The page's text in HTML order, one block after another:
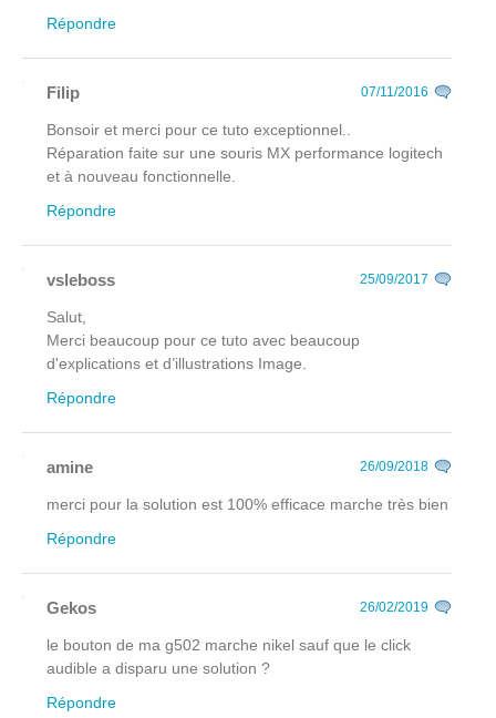
Répondre
Filip 07/11/2016
Bonsoir et merci pour ce tuto exceptionnel..
Réparation faite sur une souris MX performance logitech
et à nouveau fonctionnelle.
Répondre
vsleboss 25/09/2017
Salut,
Merci beaucoup pour ce tuto avec beaucoup
d'explications et d’illustrations Image.
Répondre
amine 26/09/2018
merci pour la solution est 100% efficace marche très bien
Répondre
Gekos 26/02/2019
le bouton de ma g502 marche nikel sauf que le click
audible a disparu une solution ?
Répondre